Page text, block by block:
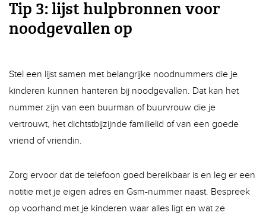
Tip 3: lijst hulpbronnen voor
noodgevallen op
Stel een lijst samen met belangrijke noodnummers die je
kinderen kunnen hanteren bij noodgevallen. Dat kan het
nummer zijn van een buurman of buurvrouw die je
vertrouwt, het dichtstbijzijnde familielid of van een goede
vriend of vriendin.
Zorg ervoor dat de telefoon goed bereikbaar is en leg er een
notitie met je eigen adres en Gsm-nummer naast. Bespreek
op voorhand met je kinderen waar alles ligt en wat ze